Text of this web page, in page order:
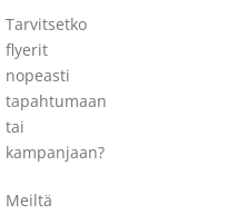
Tarvitsetko
flyerit
nopeasti
tapahtumaan
tai
kampanjaan?
Meiltä